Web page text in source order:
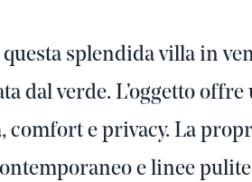
splendida villa in
dal verde. L’oggetto
comfort e privacy. La
e linee